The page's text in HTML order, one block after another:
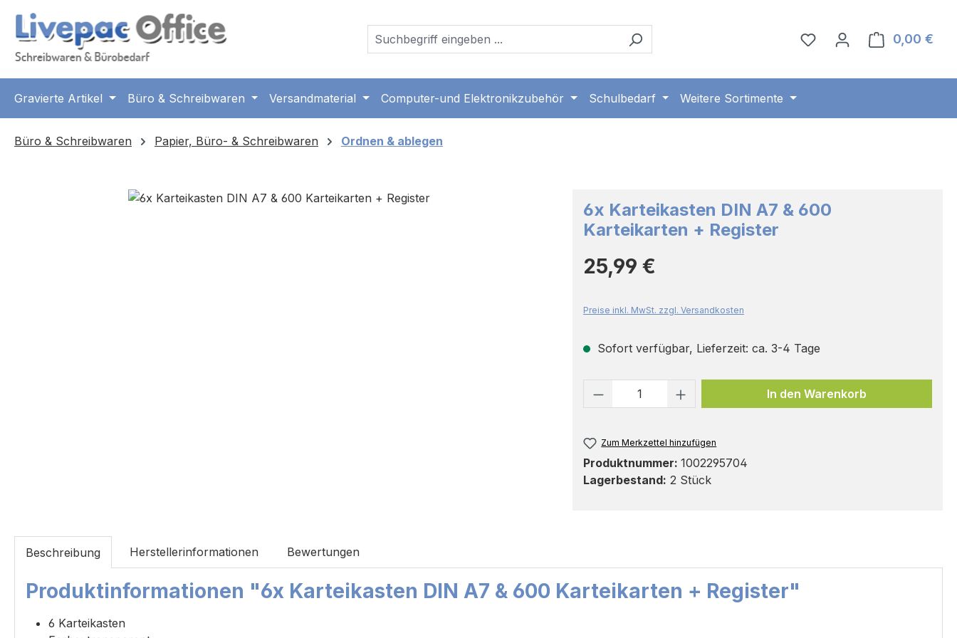
Hauptinhalt springen
Zur Suche springen
Zur Hauptnavigation springen
0,00 €
Gravierte Artikel Büro & Schreibwaren Versandmaterial Computer-und Elektronikzubehör Schulbedarf Weitere Sortimente
Büro & Schreibwaren Papier, Büro- & Schreibwaren Ordnen & ablegen
Bildergalerie überspringen
6x Karteikasten DIN A7 & 600
Karteikarten + Register
Regulärer Preis:
25,99 €
Preise inkl. MwSt. zzgl. Versandkosten
Sofort verfügbar, Lieferzeit: ca. 3-4 Tage
Produkt Anzahl: Gib den gewünschten Wert
In den Warenkorb
Zum Merkzettel hinzufügen
Produktnummer: 1002295704
Lagerbestand: 2 Stück
Beschreibung Herstellerinformationen Bewertungen
Produktinformationen "6x Karteikasten DIN A7 & 600 Karteikarten + Register"
6 Karteikasten